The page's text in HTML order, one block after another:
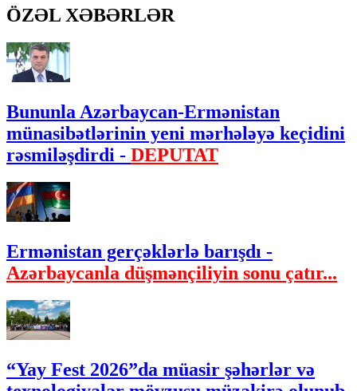
ÖZƏL XƏBƏRLƏR
Bununla Azərbaycan-Ermənistan
münasibətlərinin yeni mərhələyə keçidini
rəsmiləşdirdi - DEPUTAT
Ermənistan gerçəklərlə barışdı -
Azərbaycanla düşmənçiliyin sonu çatır...
“Yay Fest 2026”da müasir şəhərlər və